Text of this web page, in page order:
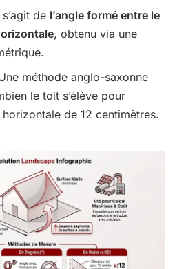
de l’angle formé entre le
, obtenu via une
méthode anglo-saxonne
le toit s’élève pour
de 12 centimètres.